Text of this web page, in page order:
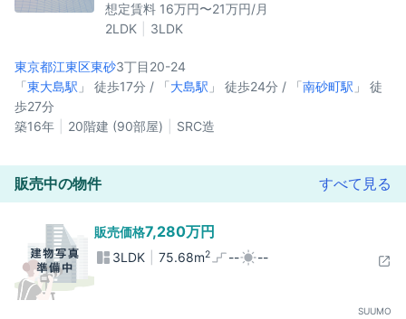
想定賃料 16万円〜21万円/月
2LDK
3LDK
東京都江東区東砂3丁目20-24
「東大島駅 」 徒歩17分 / 「大島駅 」 徒歩24分 / 「南砂町駅 」 徒
歩27分
築16年
20階建 (90部屋) SRC造
販売中の物件 すべて見る
販売価格7,280万円
3LDK 75.68m2 -- --
SUUMO